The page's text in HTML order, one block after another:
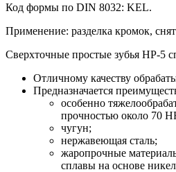
Код формы по DIN 8032: KEL.
Применение: разделка кромок,
Сверхточные простые зубья HP-5
Отличному качеству
Предназначается
особенно
прочностью около 70
чугун;
нержавеющая сталь;
жаропрочные
сплавы на основе